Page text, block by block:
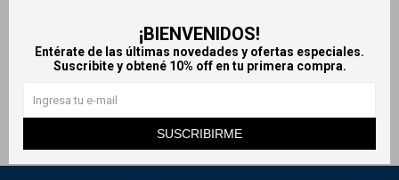
¡BIENVENIDOS!
Entérate de las últimas novedades y ofertas especiales.
Suscribite y obtené 10% off en tu primera compra.
SUSCRIBIRME
Macril crema 20 g
$ 827 $ 919